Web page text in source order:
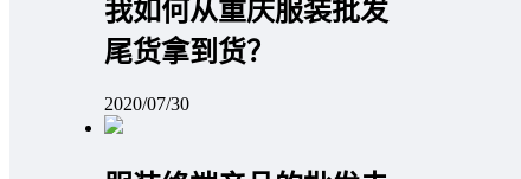
我如何从重庆服装批发
尾货拿到货？
2020/07/30